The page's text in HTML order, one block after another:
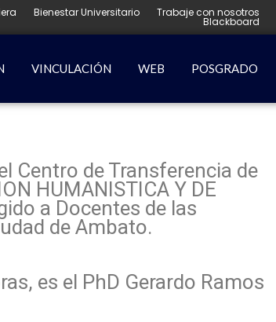
Bienestar Universitario Trabaje con nosotros
Blackboard
VINCULACIÓN WEB POSGRADO
Centro de Transferencia de
HUMANISTICA Y DE
a Docentes de las
de Ambato.
es el PhD Gerardo Ramos